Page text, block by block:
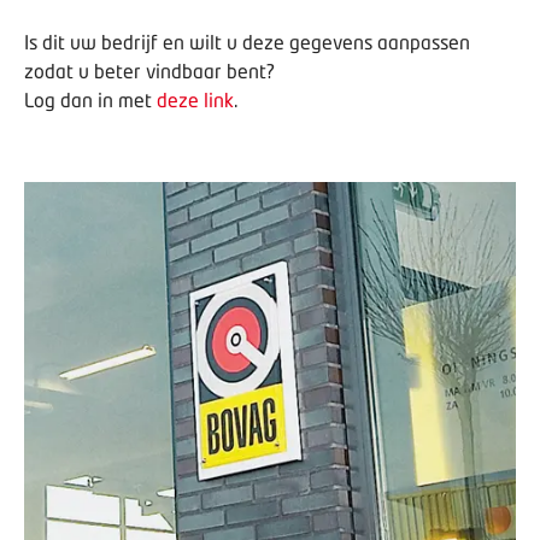
Is dit uw bedrijf en wilt u deze gegevens aanpassen
zodat u beter vindbaar bent?
Log dan in met deze link.